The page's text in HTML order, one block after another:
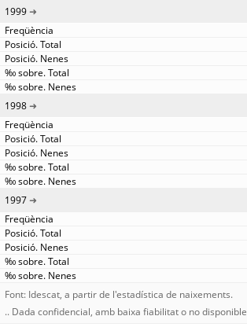
1999
1998
1997
Font: Idescat, a partir de l'estadística de naixements.
.. Dada confidencial, amb baixa fiabilitat o no disponible